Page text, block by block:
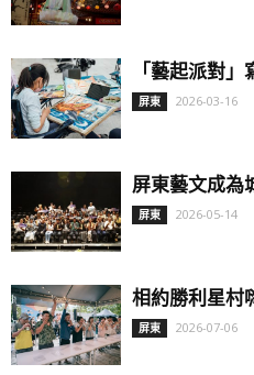
「藝起派對
屏東 2026-03-16
屏東藝文成為
屏東 2026-05-14
相約勝利星村
屏東 2026-07-06